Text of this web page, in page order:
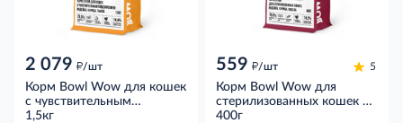
2 079 д/шт
Корм Bowl Wow для кошек
с чувствительным
пищеварением с индейкой,
1,5кг
559 д/шт 5
Корм Bowl Wow для
стерилизованных кошек с
индейкой, курицей и
400г